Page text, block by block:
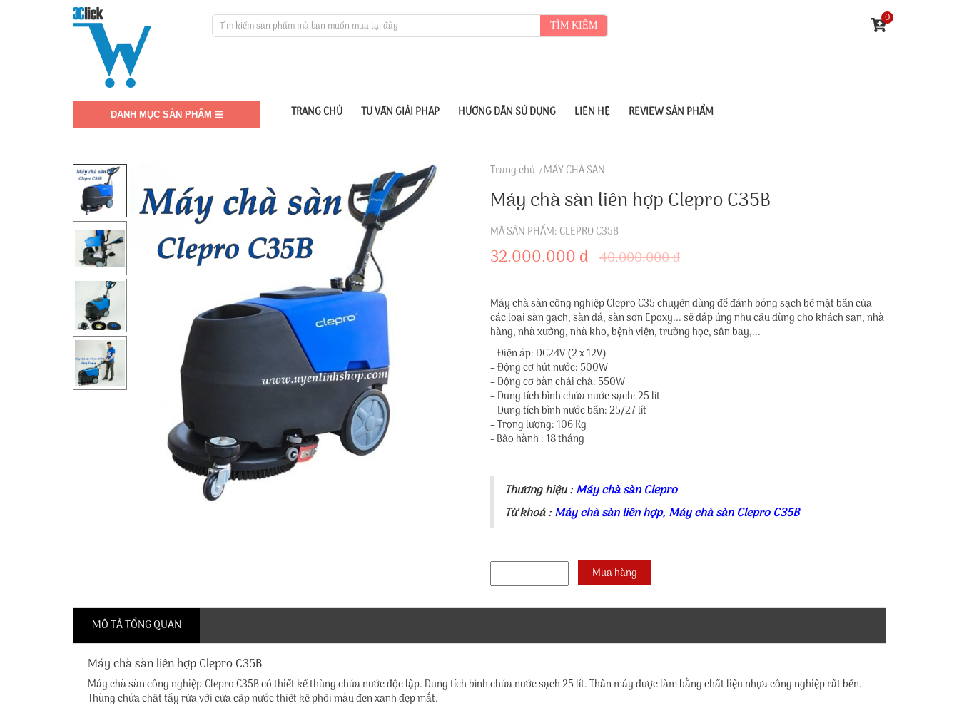
TÌM KIẾM
0
DANH MỤC SẢN PHẨM TRANG CHỦ TƯ VẤN GIẢI PHÁP HƯỚNG DẪN SỬ DỤNG LIÊN HỆ REVIEW SẢN PHẨM
Trang chủ MÁY CHÀ SÀN
Máy chà sàn liên hợp Clepro C35B
MÃ SẢN PHẨM: CLEPRO C35B
32.000.000 đ 40.000.000 đ
Máy chà sàn công nghiệp Clepro C35 chuyên dùng để đánh bóng sạch bề mặt bẩn của
các loại sàn gạch, sàn đá, sàn sơn Epoxy... sẽ đáp ứng nhu cầu dùng cho khách sạn, nhà
hàng, nhà xưởng, nhà kho, bệnh viện, trường học, sân bay,...
– Điện áp: DC24V (2 x 12V)
– Động cơ hút nước: 500W
– Động cơ bàn chải chà: 550W
– Dung tích bình chứa nước sạch: 25 lít
– Dung tích bình nước bẩn: 25/27 lít
– Trọng lượng: 106 Kg
- Bảo hành : 18 tháng
Thương hiệu :Máy chà sàn Clepro
Từ khoá :Máy chà sàn liên hợp, Máy chà sàn Clepro C35B
MÔ TẢ TỔNG QUAN
Máy chà sàn liên hợp Clepro C35B
Máy chà sàn công nghiệp Clepro C35Bcó thiết kế thùng chứa nước độc lập. Dung tích bình chứa nước sạch 25 lít. Thân máy được làm bằng chất liệu nhựa công nghiệp rất bền.
Thùng chứa chất tẩy rửa với cửa cấp nước thiết kế phối màu đen xanh đẹp mắt.